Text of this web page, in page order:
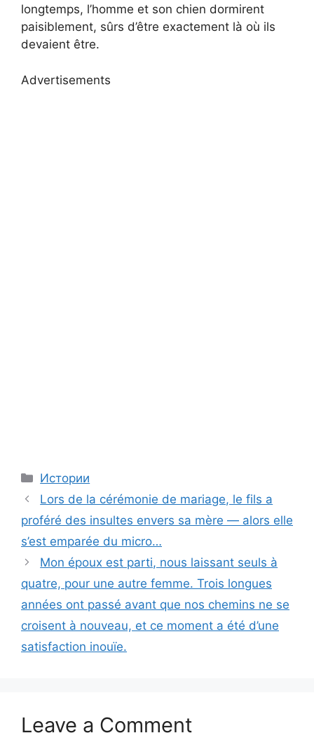
longtemps, l’homme et son chien dormirent
paisiblement, sûrs d’être exactement là où ils
devaient être.
Advertisements
Categories
Истории
Lors de la cérémonie de mariage, le fils a
proféré des insultes envers sa mère — alors elle
s’est emparée du micro…
Mon époux est parti, nous laissant seuls à
quatre, pour une autre femme. Trois longues
années ont passé avant que nos chemins ne se
croisent à nouveau, et ce moment a été d’une
satisfaction inouïe.
Leave a Comment